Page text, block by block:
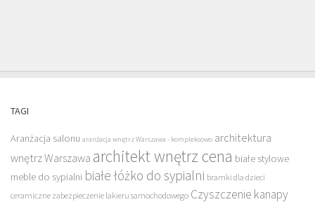
TAGI
Aranżacja salonu aranżacja wnętrz Warszawa - kompleksowo architektura
wnętrz Warszawa architekt wnętrz cena białe stylowe
meble do sypialni białe łóżko do sypialni bramki dla dzieci
ceramiczne zabezpieczenie lakieru samochodowego Czyszczenie kanapy